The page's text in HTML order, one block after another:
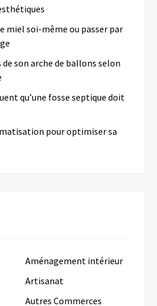
miel soi-même ou passer par
son arche de ballons selon
qu’une fosse septique doit
pour optimiser sa
Aménagement intérieur
Artisanat
Autres Commerces